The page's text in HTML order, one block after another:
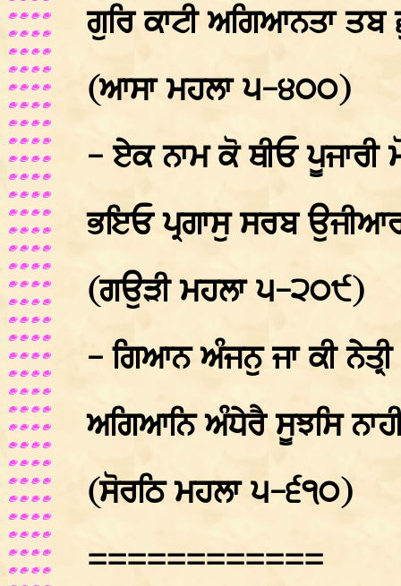
ਗੁਰਿ ਕਾਟੀ ਅਗਿਆਨਤਾ ਤਬ
(ਆਸਾ ਮਹਲਾ ੫-੪੦੦)
- ਏਕ ਨਾਮ ਕੋ ਥੀਓ
ਭਇਓ ਪ੍ਰਗਾਸੁ ਸਰਬ
(ਗਉੜੀ ਮਹਲਾ ੫-੨੦੯)
- ਗਿਆਨ ਅੰਜਨੁ ਜਾ ਕੀ
ਅਗਿਆਨਿ ਅੰਧੇਰੈ ਸੂਝਸਿ
(ਸੋਰਠਿ ਮਹਲਾ ੫-੬੧੦)
============